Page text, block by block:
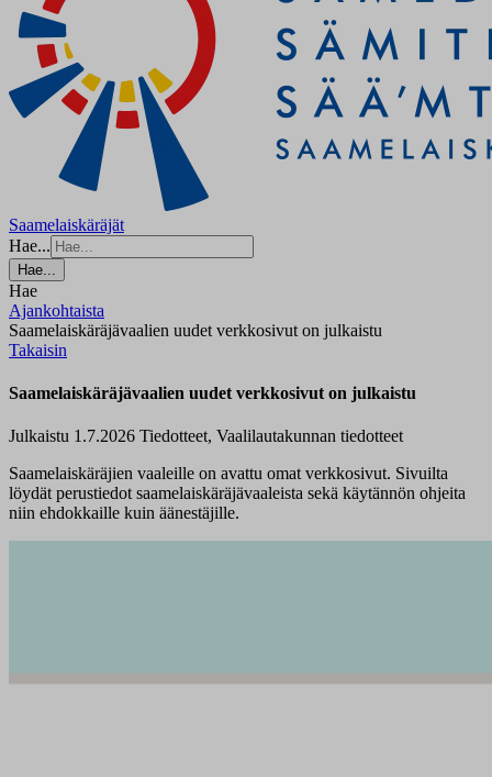
Saamelaiskäräjät
Hae...
Hae...
Hae
Ajankohtaista
Saamelaiskäräjävaalien uudet verkkosivut on julkaistu
Takaisin
Saamelaiskäräjävaalien uudet verkkosivut on julkaistu
Julkaistu 1.7.2026 Tiedotteet, Vaalilautakunnan tiedotteet
Saamelaiskäräjien vaaleille on avattu omat verkkosivut. Sivuilta
löydät perustiedot saamelaiskäräjävaaleista sekä käytännön ohjeita
niin ehdokkaille kuin äänestäjille.